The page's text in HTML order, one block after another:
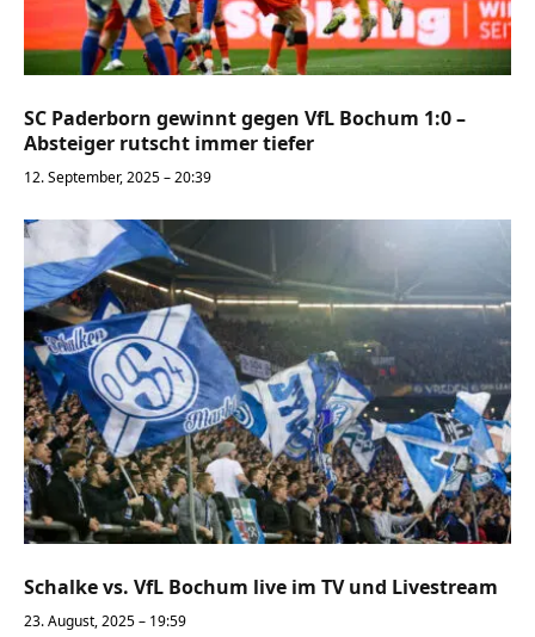
SC Paderborn gewinnt gegen VfL Bochum 1:0 –
Absteiger rutscht immer tiefer
12. September, 2025 – 20:39
Schalke vs. VfL Bochum live im TV und Livestream
23. August, 2025 – 19:59